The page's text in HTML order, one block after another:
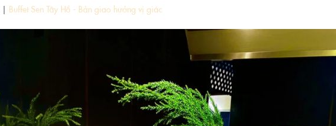
| Buffet Sen Tây Hồ - Bản giao hưởng vị giác